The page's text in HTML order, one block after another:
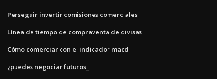
Perseguir invertir comisiones comerciales
Línea de tiempo de compraventa de divisas
Cómo comerciar con el indicador macd
¿puedes negociar futuros_